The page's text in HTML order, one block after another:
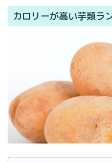
カロリーが高い芋類ラ